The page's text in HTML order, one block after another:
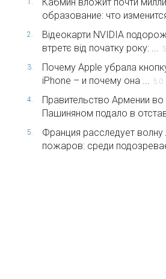
образование: что изменится
2.
Відеокарти NVIDIA
втретє від початку року: ...
3.
Почему Apple убрала
iPhone – и почему она ...
5.0
4.
Правительство Армении во
Пашиняном подало в
5.
Франция расследует волну
пожаров: среди